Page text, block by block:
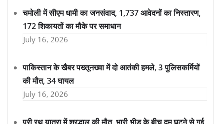
चमोली में सीएम धामी का जनसंवाद, 1,737 आवेदनों का निस्तारण,
172 शिकायतों का मौके पर समाधान
July 16, 2026
पाकिस्तान के खैबर पख्तूनख्वा में दो आतंकी हमले, 3 पुलिसकर्मियों
की मौत, 34 घायल
July 16, 2026
पुरी रथ यात्रा में श्रद्धालु की मौत, भारी भीड़ के बीच दम घुटने से गई